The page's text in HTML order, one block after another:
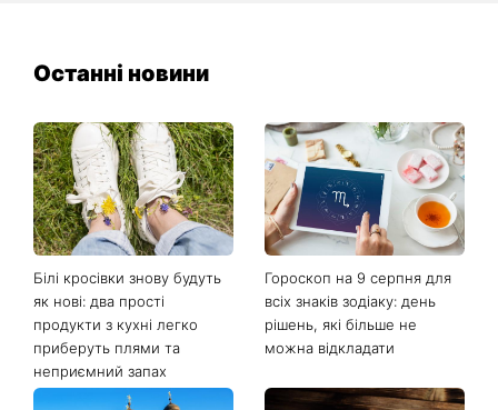
Останні новини
Білі кросівки знову будуть
як нові: два прості
продукти з кухні легко
приберуть плями та
неприємний запах
Гороскоп на 9 серпня для
всіх знаків зодіаку: день
рішень, які більше не
можна відкладати